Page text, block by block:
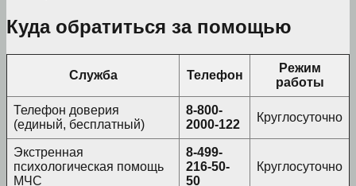
Куда обратиться за помощью
Служба Телефон
Режим
работы
Телефон доверия
(единый, бесплатный)
8-800-
2000-122
Круглосуточно
Экстренная
психологическая помощь
МЧС
8-499-
216-50-
50
Круглосуточно